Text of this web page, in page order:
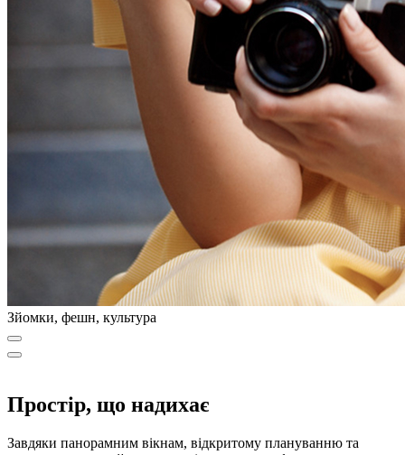
Зйомки, фешн, культура
Простір, що надихає
Завдяки панорамним вікнам, відкритому плануванню та